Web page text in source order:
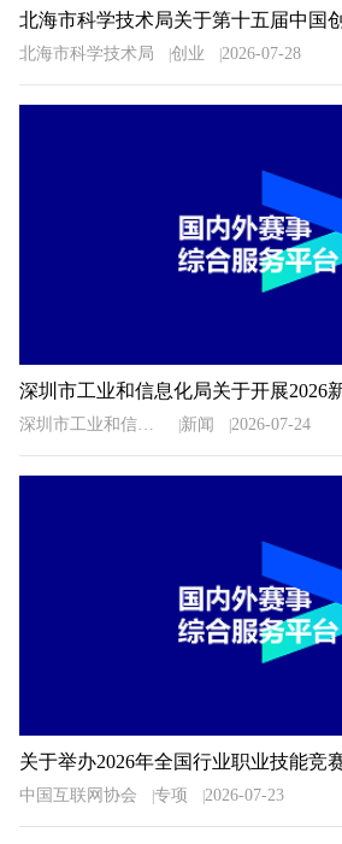
北海市科学技术局 创业 2026-07-28
深圳市工业和信息化局 新闻 2026-07-24
中国互联网协会 专项 2026-07-23